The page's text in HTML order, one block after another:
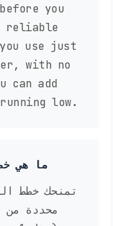
you
reliable
use just
with no
can add
low.
ما هي
تمنحك خطط
محددة من